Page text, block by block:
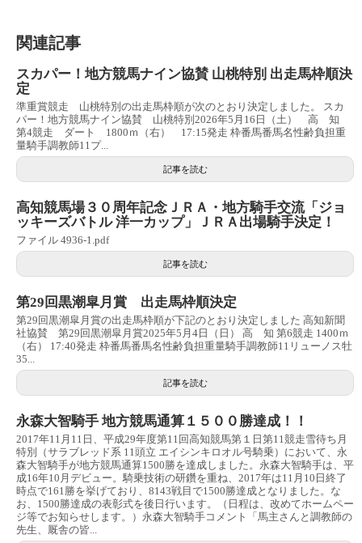
関連記事
スカパー！地方競馬ナイン協賛 山桃特別 出走馬枠順決
定
準重賞競走 山桃特別の出走馬枠順が次のとおり決定しました。 スカ
パー！地方競馬ナイン協賛 山桃特別2026年5月16日（土） 高 知
第4競走 ダート 1800ｍ（右） 17:15発走 枠番馬番馬名性齢負担重
量騎手調教師11プ...
記事を読む
高知競馬場３０周年記念ＪＲＡ・地方騎手交流「ジョ
ッキーズバトル 洋一カップ」ＪＲＡ出場騎手決定！
ファイル 4936-1.pdf
記事を読む
第29回黒潮皐月賞 出走馬枠順決定
第29回黒潮皐月賞の出走馬枠順が下記のとおり決定しました 高知新聞
社協賛 第29回黒潮皐月賞2025年5月4日（日） 高 知 第6競走 1400ｍ
（右） 17:40発走 枠番馬番馬名性齢負担重量騎手調教師11リューノス牡
35...
記事を読む
永森大智騎手 地方競馬通算１５００勝達成！！
2017年11月11日、平成29年度第11回高知競馬第１日第11競走雪待ち月
特別（サラブレッド系 11頭立 エイシンキロオル号騎乗）において、永
森大智騎手が地方競馬通算1500勝を達成しました。永森大智騎手は、平
成16年10月デビュー。騎乗技術の研鑽を重ね、2017年は11月10日終了
時点で161勝を挙げており、8143戦目で1500勝達成となりました。な
お、1500勝達成の表彰式を後日行います。（日程は、改めてホームペー
ジ等でお知らせします。）永森大智騎手コメント「馬主さんと調教師の
先生、厩舎の皆...